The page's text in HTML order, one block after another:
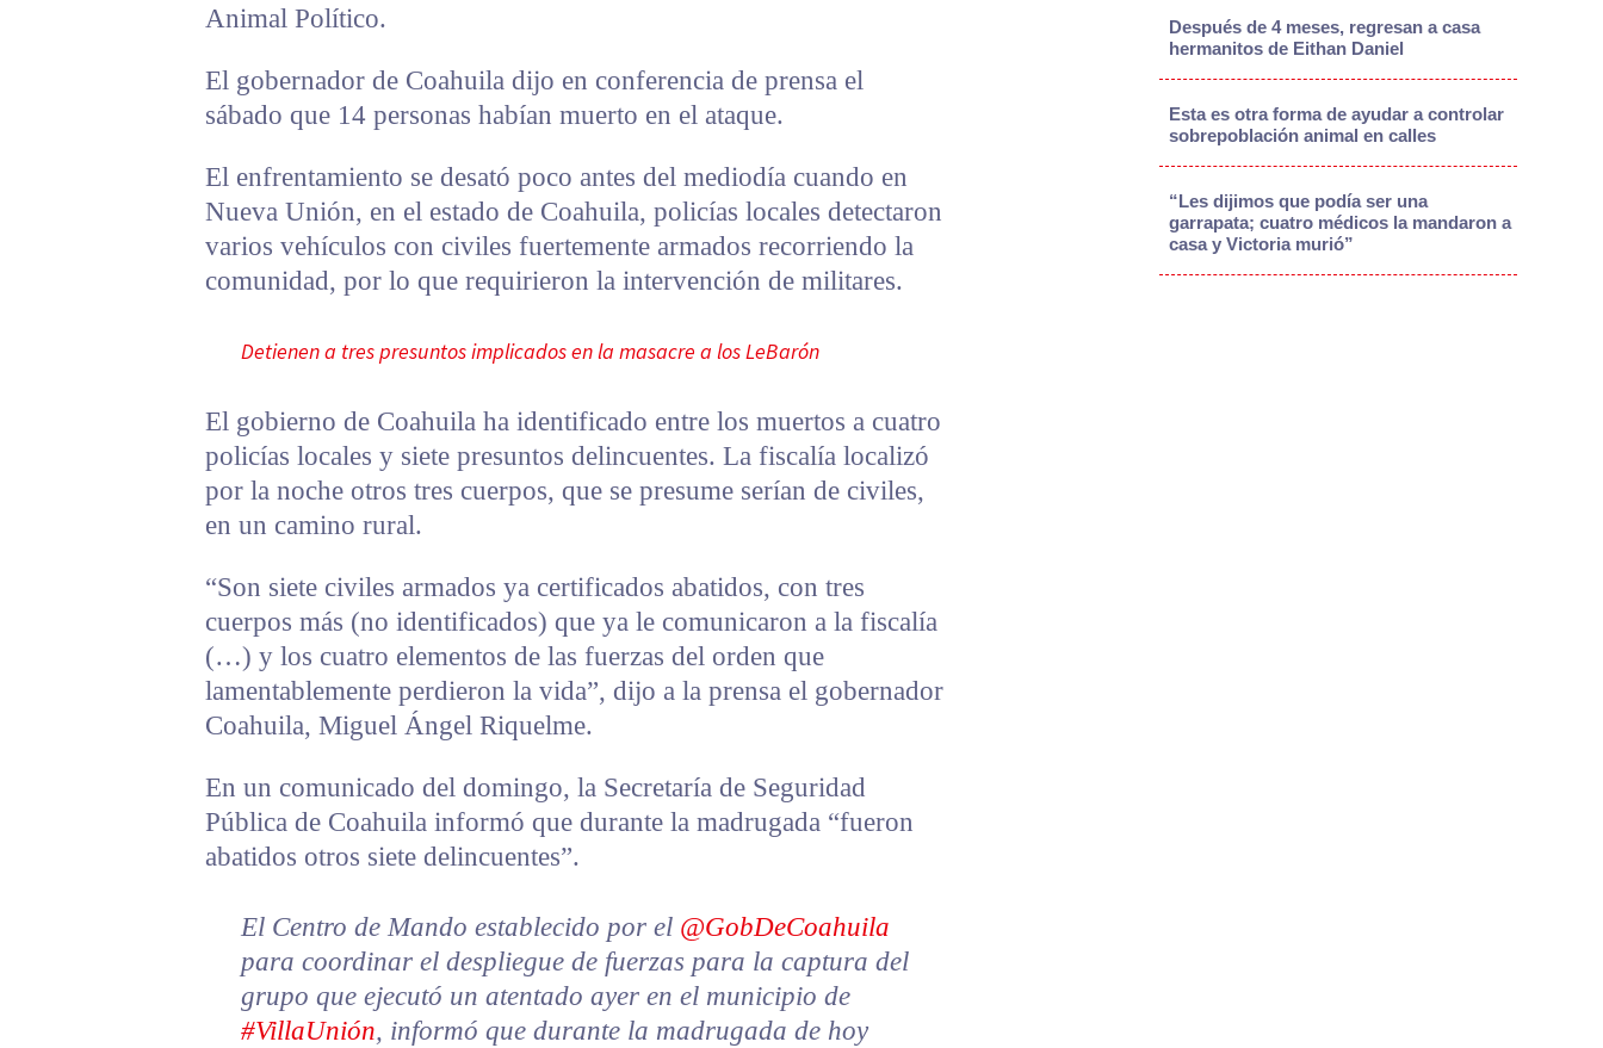
Animal Político.
El gobernador de Coahuila dijo en conferencia de prensa el
sábado que 14 personas habían muerto en el ataque.
El enfrentamiento se desató poco antes del mediodía cuando en
Nueva Unión, en el estado de Coahuila, policías locales detectaron
varios vehículos con civiles fuertemente armados recorriendo la
comunidad, por lo que requirieron la intervención de militares.
Detienen a tres presuntos implicados en la masacre a los LeBarón
El gobierno de Coahuila ha identificado entre los muertos a cuatro
policías locales y siete presuntos delincuentes. La fiscalía localizó
por la noche otros tres cuerpos, que se presume serían de civiles,
en un camino rural.
“Son siete civiles armados ya certificados abatidos, con tres
cuerpos más (no identificados) que ya le comunicaron a la fiscalía
(…) y los cuatro elementos de las fuerzas del orden que
lamentablemente perdieron la vida”, dijo a la prensa el gobernador
Coahuila, Miguel Ángel Riquelme.
En un comunicado del domingo, la Secretaría de Seguridad
Pública de Coahuila informó que durante la madrugada “fueron
abatidos otros siete delincuentes”.
El Centro de Mando establecido por el @GobDeCoahuila
para coordinar el despliegue de fuerzas para la captura del
grupo que ejecutó un atentado ayer en el municipio de
#VillaUnión, informó que durante la madrugada de hoy
Después de 4 meses, regresan a casa
hermanitos de Eithan Daniel
Esta es otra forma de ayudar a controlar
sobrepoblación animal en calles
“Les dijimos que podía ser una
garrapata; cuatro médicos la mandaron a
casa y Victoria murió”